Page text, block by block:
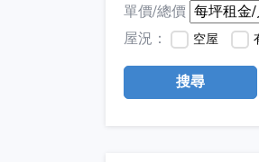
單價/總價
屋況：
空屋
搜尋